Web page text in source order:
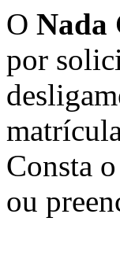
O Nada
por
Consta
ou